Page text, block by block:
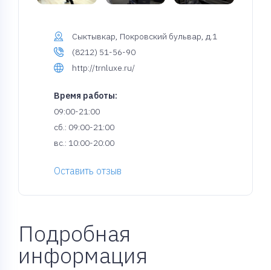
Сыктывкар, Покровский бульвар, д.1
(8212) 51-56-90
http://trnluxe.ru/
Время работы:
09:00-21:00
сб.: 09:00-21:00
вс.: 10:00-20:00
Оставить отзыв
Подробная
информация